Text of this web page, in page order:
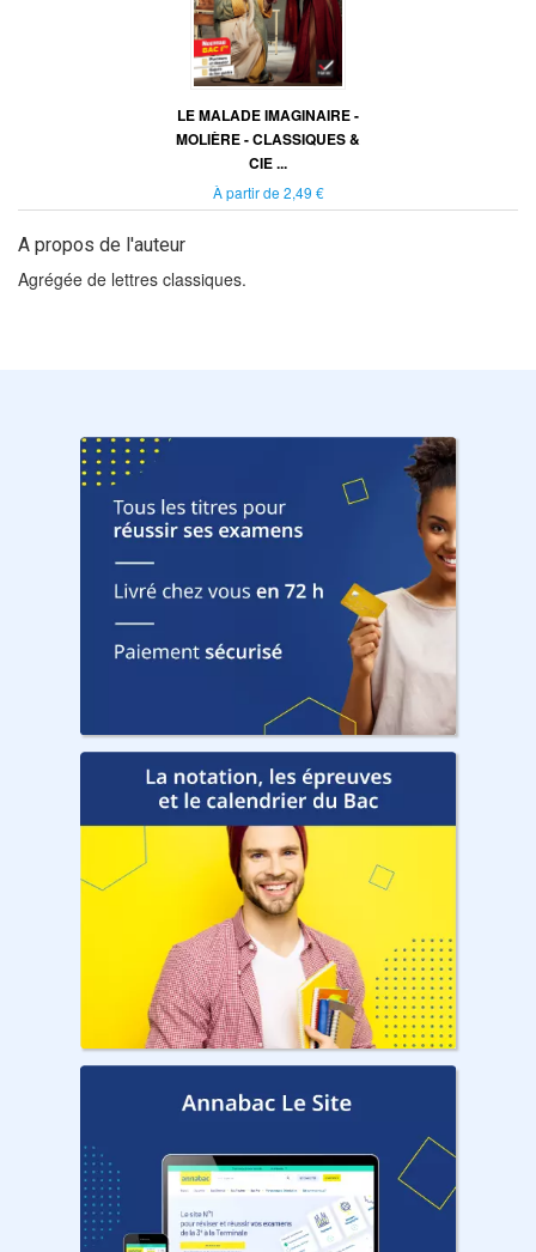
LE MALADE IMAGINAIRE -
MOLIÈRE - CLASSIQUES &
CIE ...
À partir de 2,49 €
A propos de l'auteur
Agrégée de lettres classiques.